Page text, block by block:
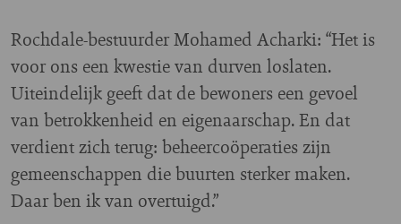
Rochdale-bestuurder Mohamed Acharki: “Het is
voor ons een kwestie van durven loslaten.
Uiteindelijk geeft dat de bewoners een gevoel
van betrokkenheid en eigenaarschap. En dat
verdient zich terug: beheercoöperaties zijn
gemeenschappen die buurten sterker maken.
Daar ben ik van overtuigd.”